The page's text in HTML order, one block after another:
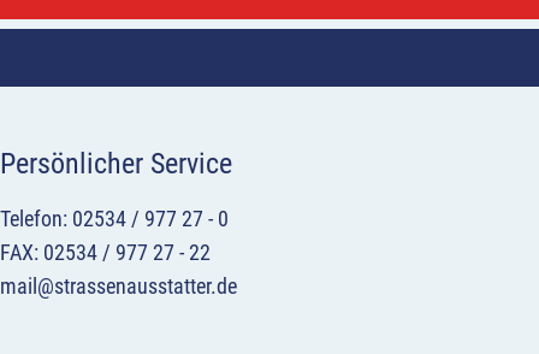
Persönlicher Service
Telefon: 02534 / 977 27 - 0
FAX: 02534 / 977 27 - 22
mail@strassenausstatter.de